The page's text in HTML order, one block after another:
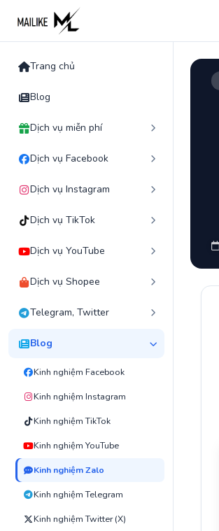
content
Trang chủ
Blog
Dịch vụ miễn phí
Dịch vụ Facebook
Dịch vụ Instagram
Dịch vụ TikTok
Dịch vụ YouTube
Dịch vụ Shopee
Telegram, Twitter
Blog
Kinh nghiệm Facebook
Kinh nghiệm Instagram
Kinh nghiệm TikTok
Kinh nghiệm YouTube
Kinh nghiệm Zalo
Kinh nghiệm Telegram
Kinh nghiệm Twitter (X)